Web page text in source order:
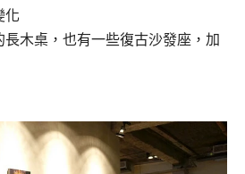
化
長木桌，也有一些復古沙發座，加